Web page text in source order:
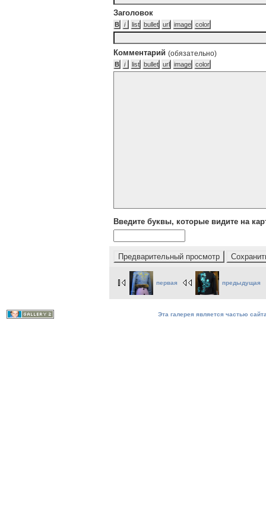
Заголовок
Комментарий (обязательно)
Введите буквы, которые видите на
первая предыдущая
Эта галерея является частью